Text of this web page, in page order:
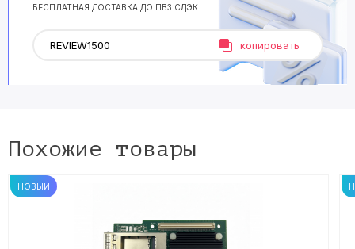
БЕСПЛАТНАЯ ДОСТАВКА ДО ПВЗ СДЭК.
копировать
Похожие товары
НОВЫЙ